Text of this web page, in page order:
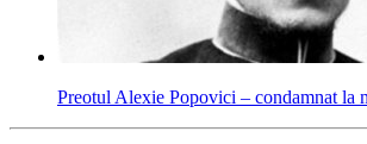
Preotul Alexie Popovici – condamnat la